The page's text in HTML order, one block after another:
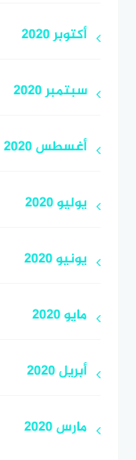
أكتوبر 2020
سبتمبر 2020
أغسطس 2020
يوليو 2020
يونيو 2020
مايو 2020
أبريل 2020
مارس 2020